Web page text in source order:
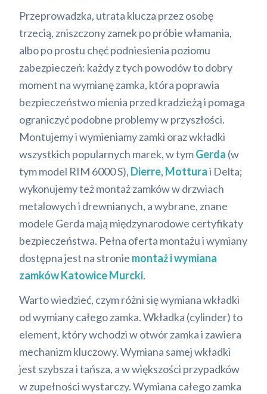
Przeprowadzka, utrata klucza przez osobę
trzecią, zniszczony zamek po próbie włamania,
albo po prostu chęć podniesienia poziomu
zabezpieczeń: każdy z tych powodów to dobry
moment na wymianę zamka, która poprawia
bezpieczeństwo mienia przed kradzieżą i pomaga
ograniczyć podobne problemy w przyszłości.
Montujemy i wymieniamy zamki oraz wkładki
wszystkich popularnych marek, w tymGerda (w
tym model RIM 6000 S), Dierre, Motturai Delta;
wykonujemy też montaż zamków w drzwiach
metalowych i drewnianych, a wybrane, znane
modele Gerda mają międzynarodowe certyfikaty
bezpieczeństwa. Pełna oferta montażu i wymiany
dostępna jest na stronie montaż i wymiana
zamków Katowice Murcki.
Warto wiedzieć, czym różni się wymiana wkładki
od wymiany całego zamka. Wkładka (cylinder) to
element, który wchodzi w otwór zamka i zawiera
mechanizm kluczowy. Wymiana samej wkładki
jest szybsza i tańsza, a w większości przypadków
w zupełności wystarczy. Wymiana całego zamka